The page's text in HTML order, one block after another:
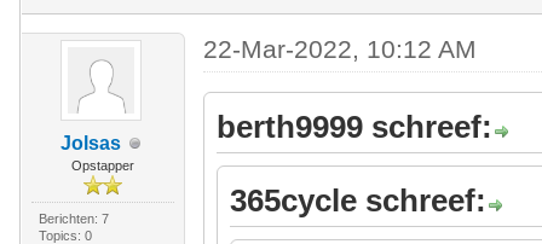
Jolsas
Opstapper
Berichten: 7
Topics: 0
22-Mar-2022, 10:12 AM
berth9999 schreef:
365cycle schreef: